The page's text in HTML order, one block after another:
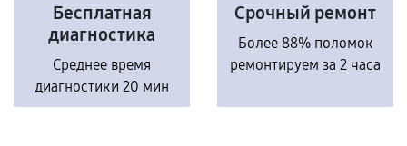
Бесплатная
диагностика
Среднее время
диагностики 20 мин
Срочный ремонт
Более 88% поломок
ремонтируем за 2 часа